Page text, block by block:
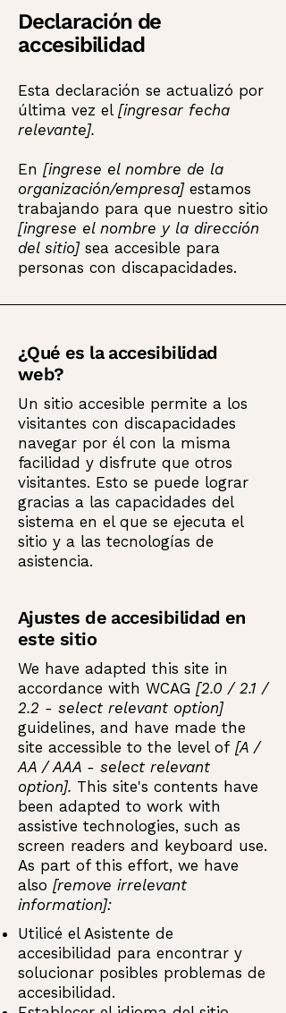
Declaración de
accesibilidad
Esta declaración se actualizó por
última vez el [ingresar fecha
relevante].
En [ingrese el nombre de la
organización/empresa]estamos
trabajando para que nuestro sitio
[ingrese el nombre y la dirección
del sitio]sea accesible para
personas con discapacidades.
¿Qué es la accesibilidad
web?
Un sitio accesible permite a los
visitantes con discapacidades
navegar por él con la misma
facilidad y disfrute que otros
visitantes. Esto se puede lograr
gracias a las capacidades del
sistema en el que se ejecuta el
sitio y a las tecnologías de
asistencia.
Ajustes de accesibilidad en
este sitio
We have adapted this site in
accordance with WCAG [2.0 / 2.1 /
2.2 - select relevant option]
guidelines, and have made the
site accessible to the level of [A /
AA / AAA - select relevant
option]. This site's contents have
been adapted to work with
assistive technologies, such as
screen readers and keyboard use.
As part of this effort, we have
also [remove irrelevant
information]:
Utilicé el Asistente de
accesibilidad para encontrar y
solucionar posibles problemas de
accesibilidad.